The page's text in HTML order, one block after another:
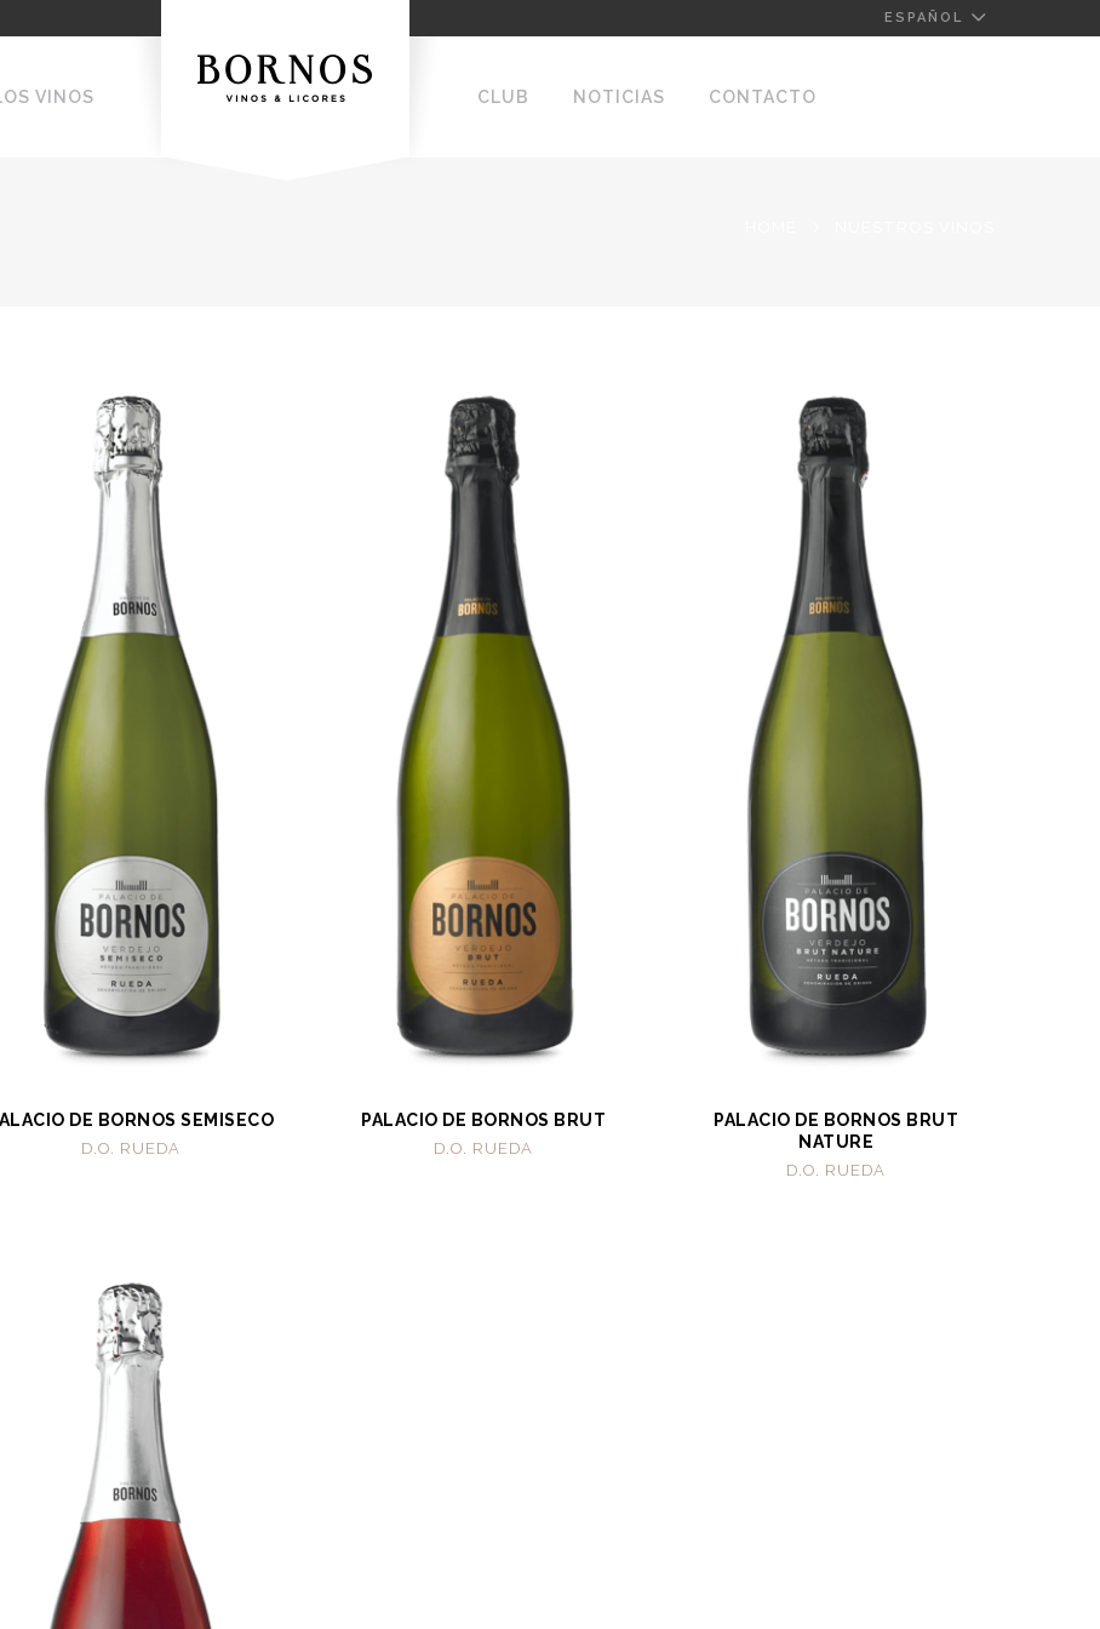
ESPAÑOL
VINOS CLUB NOTICIAS CONTACTO
DE BORNOS SEMISECO
D.O. RUEDA
PALACIO DE BORNOS BRUT
D.O. RUEDA
PALACIO DE BORNOS BRUT
NATURE
D.O. RUEDA